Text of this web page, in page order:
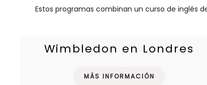
Estos programas combinan un curso de inglés
Wimbledon en Londres
MÁS INFORMACIÓN